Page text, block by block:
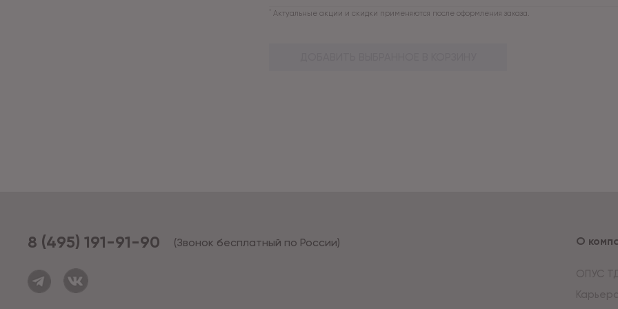
* Актуальные акции и скидки применяются после оформления заказа.
8 (495) 191-91-90 (Звонок бесплатный по России) О
ОПУС